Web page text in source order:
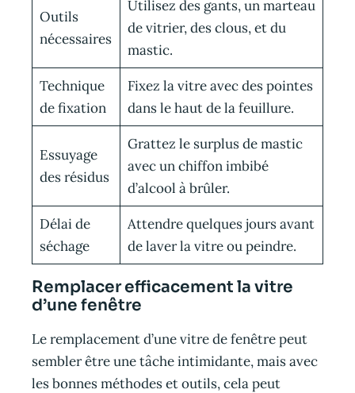
Outils
nécessaires
Utilisez des gants, un marteau
de vitrier, des clous, et du
mastic.
Technique
de fixation
Fixez la vitre avec des pointes
dans le haut de la feuillure.
Essuyage
des résidus
Grattez le surplus de mastic
avec un chiffon imbibé
d’alcool à brûler.
Délai de
séchage
Attendre quelques jours avant
de laver la vitre ou peindre.
Remplacer efficacement la vitre
d’une fenêtre
Le remplacement d’une vitre de fenêtre peut
sembler être une tâche intimidante, mais avec
les bonnes méthodes et outils, cela peut